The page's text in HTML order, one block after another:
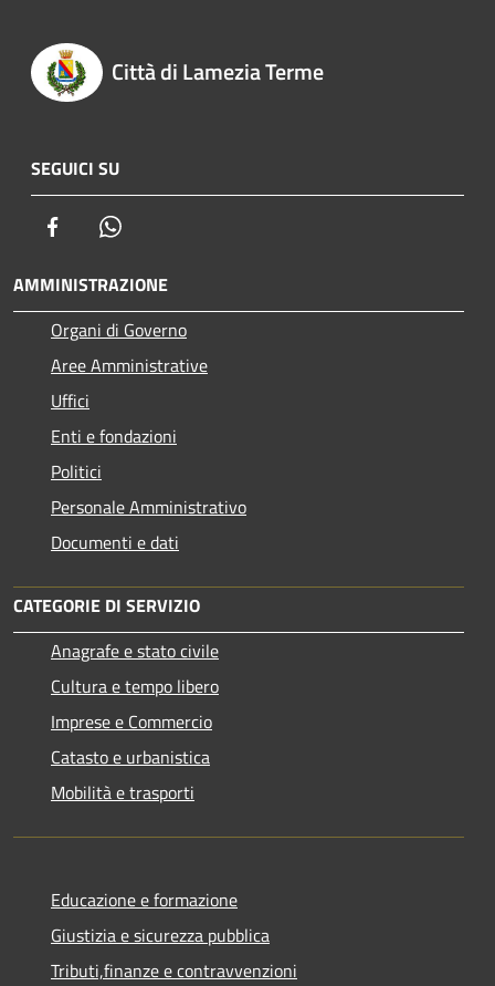
Città di Lamezia Terme
SEGUICI SU
Facebook
AMMINISTRAZIONE
Organi di Governo
Aree Amministrative
Uffici
Enti e fondazioni
Politici
Personale Amministrativo
Documenti e dati
CATEGORIE DI SERVIZIO
Anagrafe e stato civile
Cultura e tempo libero
Imprese e Commercio
Catasto e urbanistica
Mobilità e trasporti
Educazione e formazione
Giustizia e sicurezza pubblica
Tributi,finanze e contravvenzioni